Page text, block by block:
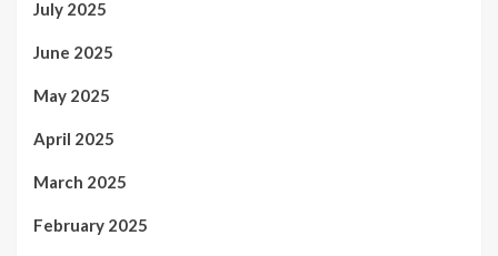
July 2025
June 2025
May 2025
April 2025
March 2025
February 2025